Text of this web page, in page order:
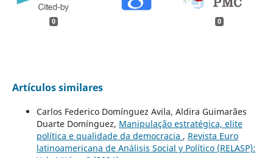
0 0
Artículos similares
Carlos Federico Domínguez Avila, Aldira Guimarães
Duarte Domínguez, Manipulação estratégica, elite
política e qualidade da democracia , Revista Euro
latinoamericana de Análisis Social y Político (RELASP):